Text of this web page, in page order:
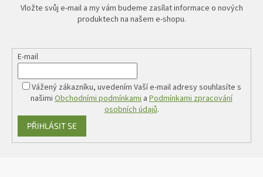
Vložte svůj e-mail a my vám budeme zasílat informace o nových
produktech na našem e-shopu.
E-mail
Vážený zákazníku, uvedením Vaší e-mail adresy souhlasíte s
našimi Obchodními podmínkami a Podmínkami zpracování
osobních údajů.
PŘIHLÁSIT SE